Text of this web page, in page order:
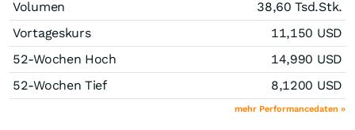
Volumen
38,60 Tsd.Stk.
Vortageskurs
11,150 USD
52-Wochen Hoch
14,990 USD
52-Wochen Tief
8,1200 USD
mehr Performancedaten »